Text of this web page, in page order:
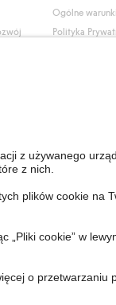
Ogólne
Polityka